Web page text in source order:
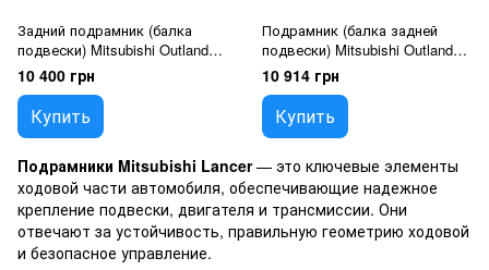
Задний подрамник (балка
подвески) Mitsubishi Outlander
2 (2007-) 2WD, Lancer (2007-)
2WD, Asx (2007-) 2WD,
4100A033
10 400 грн
Купить
Подрамник (балка задней
подвески) Mitsubishi Outlander
2 (Аутлендер) (2006-2012),
Lancer (2007-), 4100A036
10 914 грн
Купить
Подрамники Mitsubishi Lancer— это ключевые элементы
ходовой части автомобиля, обеспечивающие надежное
крепление подвески, двигателя и трансмиссии. Они
отвечают за устойчивость, правильную геометрию ходовой
и безопасное управление.